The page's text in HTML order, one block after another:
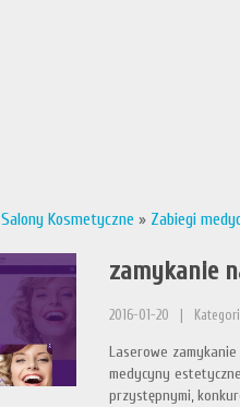
Salony Kosmetyczne » Zabiegi
zamykanie
2016-01-20
Laserowe
medycyny
przystępnymi,